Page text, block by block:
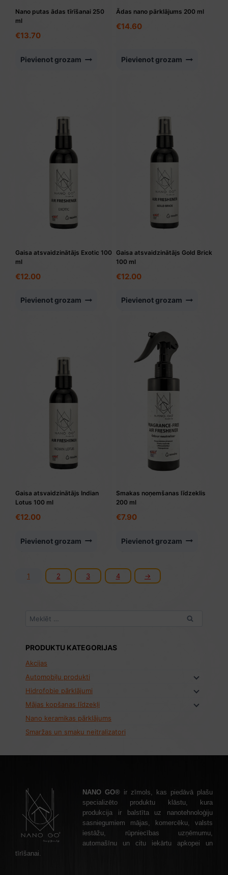
Nano putas ādas tīrīšanai 250
ml
€13.70
Pievienot grozam
Ādas nano pārklājums 200 ml
€14.60
Pievienot grozam
Gaisa atsvaidzinātājs Exotic 100
ml
€12.00
Pievienot grozam
Gaisa atsvaidzinātājs Gold Brick
100 ml
€12.00
Pievienot grozam
Gaisa atsvaidzinātājs Indian
Lotus 100 ml
€12.00
Pievienot grozam
Smakas noņemšanas līdzeklis
200 ml
€7.90
Pievienot grozam
1 2 3 4 →
Meklēt:
PRODUKTU KATEGORIJAS
Akcijas
Automobiļu produkti
Hidrofobie pārklājumi
Mājas kopšanas līdzekļi
Nano keramikas pārklājums
Smaržas un smaku neitralizatori
NANO GO® ir zīmols, kas piedāvā plašu
specializēto produktu klāstu, kura
produkcija ir balstīta uz nanotehnoloģiju
sasniegumiem mājas, komercēku, valsts
iestāžu, rūpniecības uzņēmumu,
automašīnu un citu iekārtu apkopei un
tīrīšanai.